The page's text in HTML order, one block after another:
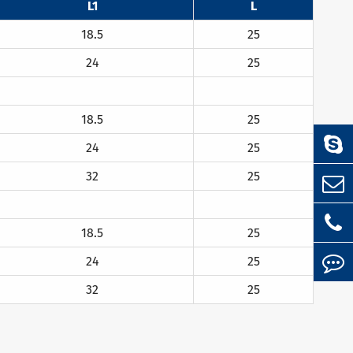
L1
L
18.5
25
24
25
18.5
25
24
25
32
25
18.5
25
24
25
32
25